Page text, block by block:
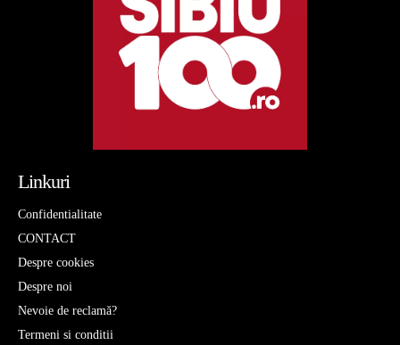
Linkuri
Confidentialitate
CONTACT
Despre cookies
Despre noi
Nevoie de reclamă?
Termeni si conditii